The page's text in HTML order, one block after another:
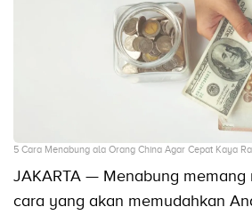
5 Cara Menabung ala Orang China Agar Cepat Kaya
JAKARTA — Menabung memang
cara yang akan memudahkan